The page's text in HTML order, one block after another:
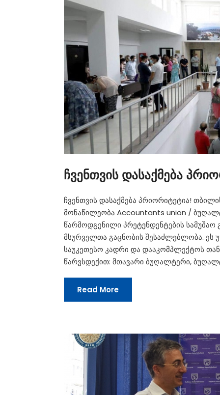
ჩვენთვის დასაქმება
ჩვენთვის დასაქმება პრიორიტეტია!
მონაწილეობა Accountants union /
წარმოდგენილი პრეტენდენტების
მსურველთა გაცნობის შესაძლებლობა. ეს
საუკეთესო კადრი და დააკომპლექტოს
წარვსდექით: მთავარი ბუღალტერი,
Read More